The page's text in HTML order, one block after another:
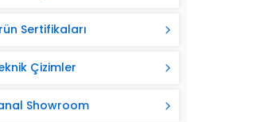
Sertifikaları
Çizimler
Showroom